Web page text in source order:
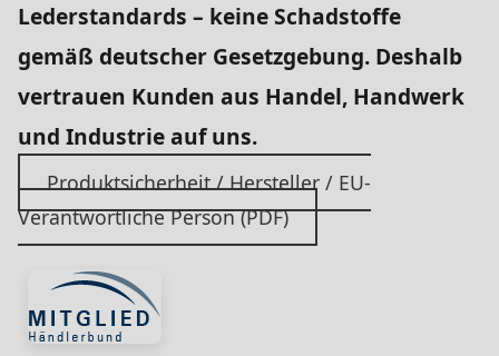
Lederstandards – keine Schadstoffe
gemäß deutscher Gesetzgebung. Deshalb
vertrauen Kunden aus Handel, Handwerk
und Industrie auf uns.
Produktsicherheit / Hersteller / EU-
Verantwortliche Person (PDF)